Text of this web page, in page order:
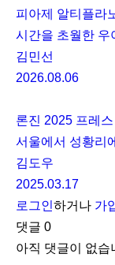
피아제 알티플라
시간을 초월한 우
김민선
2026.08.06
론진 2025 프레스
서울에서 성황리
김도우
2025.03.17
로그인하거나 가
댓글 0
아직 댓글이 없습